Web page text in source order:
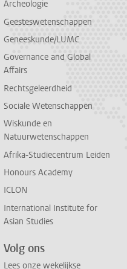
Archeologie
Geesteswetenschappen
Geneeskunde/LUMC
Governance and Global
Affairs
Rechtsgeleerdheid
Sociale Wetenschappen
Wiskunde en
Natuurwetenschappen
Afrika-Studiecentrum Leiden
Honours Academy
ICLON
International Institute for
Asian Studies
Volg ons
Lees onze wekelijkse